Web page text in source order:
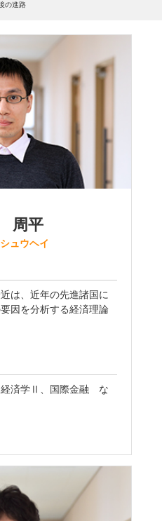
の進路
周平
ュウヘイ
は、近年の先進諸国に
因を分析する経済理論
経済学Ⅱ、国際金融 な